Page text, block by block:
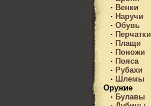
· Венки
· Наручи
· Обувь
· Перчатки
· Плащи
· Поножи
· Пояса
· Рубахи
· Шлемы
Оружие
· Булавы